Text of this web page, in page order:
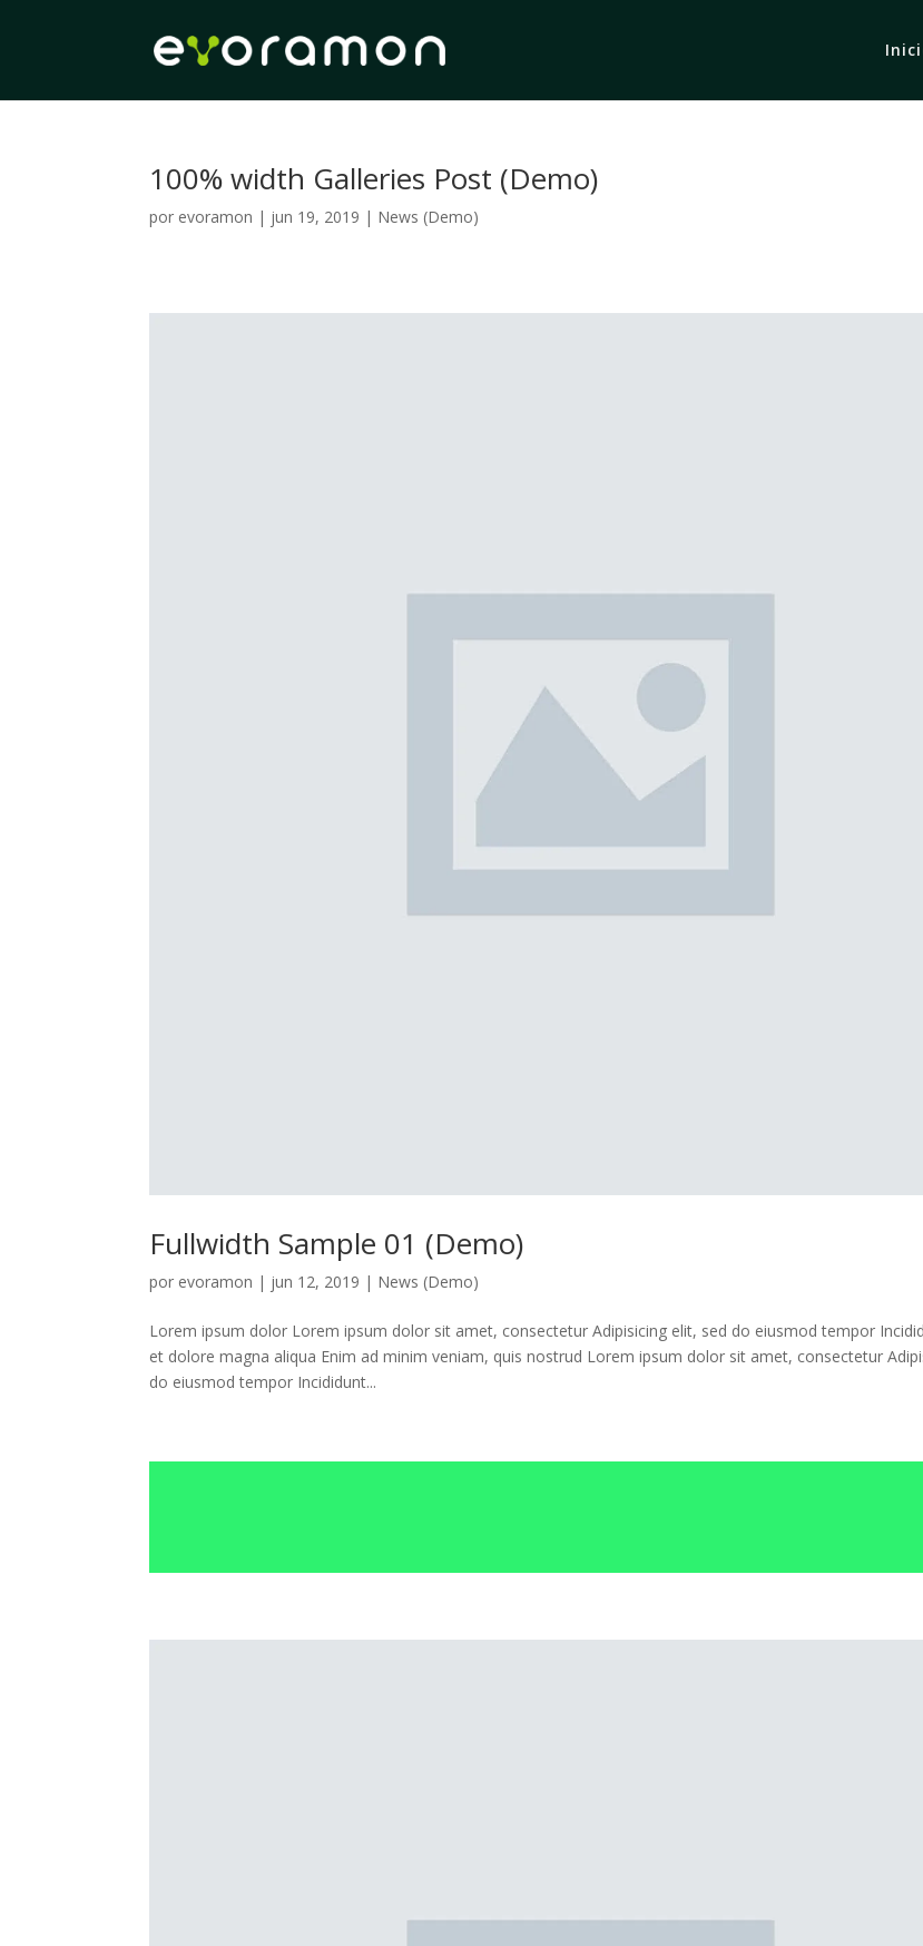
100% width Galleries Post (Demo)
por evoramon | jun 19, 2019 | News (Demo)
Fullwidth Sample 01 (Demo)
por evoramon | jun 12, 2019 | News (Demo)
Lorem ipsum dolor Lorem ipsum dolor sit amet, consectetur Adipisicing elit, sed do eiusmod tempor
et dolore magna aliqua Enim ad minim veniam, quis nostrud Lorem ipsum dolor sit amet, consectetur
do eiusmod tempor Incididunt...